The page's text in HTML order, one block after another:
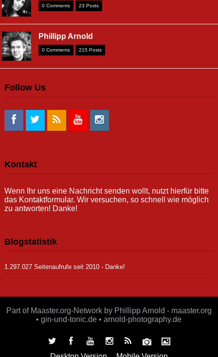
0 Comments 23 Posts
Phillipp Arnold
0 Comments 215 Posts
Follow Us
Kontakt
Wenn Ihr uns eine Nachricht senden wollt, nutzt hierfür bitte
das Kontaktformular. Wir versuchen, so schnell wie möglich
zu antworten! Danke!
Blogstatistik
1.297.027 Seitenaufrufe seit 2010 - Danke!
Part of Maaster.org-Network by Phillipp Arnold - maaster.org
• gin-und-tonic.de • arnold-photography.de